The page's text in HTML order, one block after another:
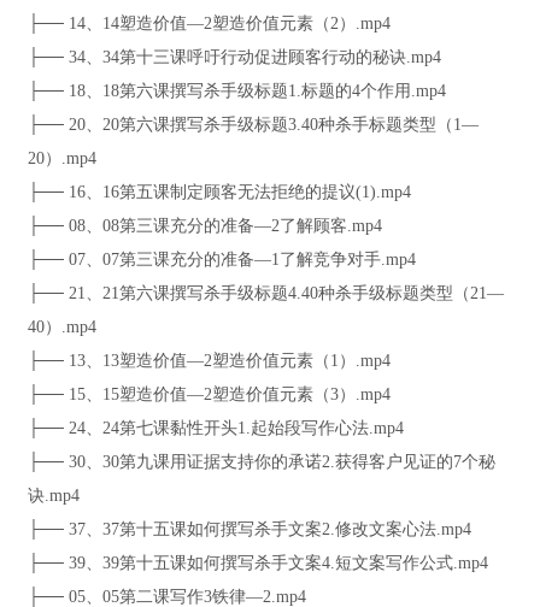
├── 14、14塑造价值—2塑造价值元素（2）.mp4
├── 34、34第十三课呼吁行动促进顾客行动的秘诀.mp4
├── 18、18第六课撰写杀手级标题1.标题的4个作用.mp4
├── 20、20第六课撰写杀手级标题3.40种杀手标题类型（1—
20）.mp4
├── 16、16第五课制定顾客无法拒绝的提议(1).mp4
├── 08、08第三课充分的准备—2了解顾客.mp4
├── 07、07第三课充分的准备—1了解竞争对手.mp4
├── 21、21第六课撰写杀手级标题4.40种杀手级标题类型（21—
40）.mp4
├── 13、13塑造价值—2塑造价值元素（1）.mp4
├── 15、15塑造价值—2塑造价值元素（3）.mp4
├── 24、24第七课黏性开头1.起始段写作心法.mp4
├── 30、30第九课用证据支持你的承诺2.获得客户见证的7个秘
诀.mp4
├── 37、37第十五课如何撰写杀手文案2.修改文案心法.mp4
├── 39、39第十五课如何撰写杀手文案4.短文案写作公式.mp4
├── 05、05第二课写作3铁律—2.mp4